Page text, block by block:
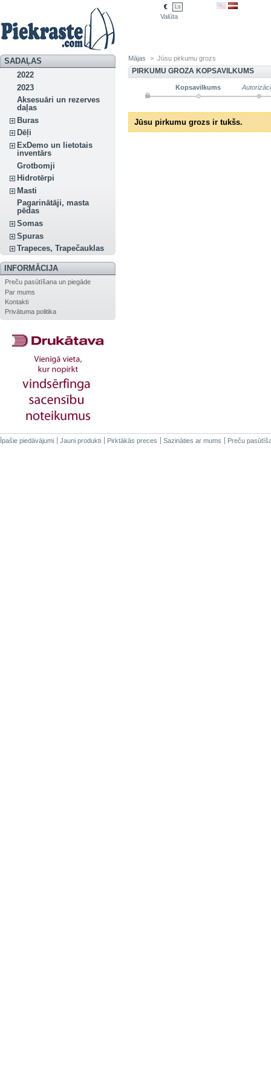
€ Ls
Valūta
SADAĻAS
2022
2023
Aksesuāri un rezerves
daļas
Buras
Dēļi
ExDemo un lietotais
inventārs
Grotbomji
Hidrotērpi
Masti
Pagarinātāji, masta
pēdas
Somas
Spuras
Trapeces, Trapečauklas
INFORMĀCIJA
Preču pasūtīšana un piegāde
Par mums
Kontakti
Privātuma politika
Mājas > Jūsu pirkumu grozs
PIRKUMU GROZA KOPSAVILKUMS
Kopsavilkums
Jūsu pirkumu grozs ir tukšs.
Īpašie piedāvājumi Jauni produkti Pirktākās preces Sazināties ar mums Preču